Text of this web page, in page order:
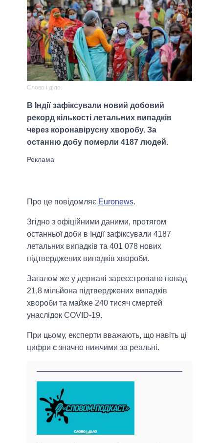
Слово і діло
В Індії зафіксували новий добовий
рекорд кількості летальних випадків
через коронавірусну хворобу. За
останню добу померли 4187 людей.
Про це повідомляє Euronews.
Згідно з офіційними даними, протягом
останньої доби в Індії зафіксували 4187
летальних випадків та 401 078 нових
підтверджених випадків хвороби.
Загалом же у державі зареєстровано понад
21,8 мільйона підтверджених випадків
хвороби та майже 240 тисяч смертей
унаслідок COVID-19.
При цьому, експерти вважають, що навіть ці
цифри є значно нижчими за реальні.